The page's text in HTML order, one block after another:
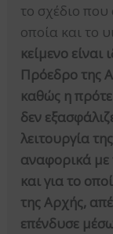
το σχέδιο
οποία και το
κείμενο είναι
Πρόεδρο της
καθώς η
δεν
λειτουργία
αναφορικά
και για το
της Αρχής,
επένδυσε